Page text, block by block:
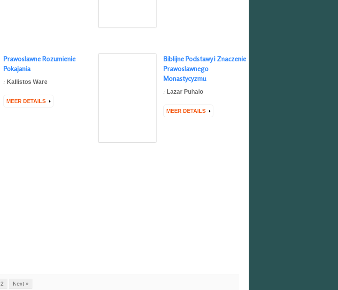
Prawoslawne Rozumienie
Pokajania
: Kallistos Ware
MEER DETAILS
Biblijne Podstawy i Znaczenie
Prawoslawnego
Monastycyzmu
: Lazar Puhalo
MEER DETAILS
2 Next »